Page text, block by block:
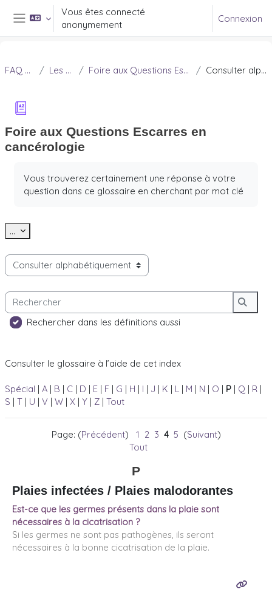
Passer au contenu principal
Panneau latéral
Vous êtes connecté
anonymement
Connexion
FAQ Douleur Les escarres Foire aux Questions Escarres en cancérologie Consulter alphabétiquement
Foire aux Questions Escarres en
cancérologie
Vous trouverez certainement une réponse à votre
question dans ce glossaire en cherchant par mot clé
... Exporter des articles
Consulter le glossaire à l’aide de cet index
Rechercher
Rechercher dans les définitions aussi
Consulter le glossaire à l’aide de cet index
Spécial | A | B | C | D | E | F | G | H | I | J | K | L | M | N | O | P | Q | R |
S | T | U | V | W | X | Y | Z | Tout
Page: (Précédent) 1 2 3 4 5 (Suivant)
Tout
P
Plaies infectées / Plaies malodorantes
Est-ce que les germes présents dans la plaie sont
nécessaires à la cicatrisation ?
Si les germes ne sont pas pathogènes, ils seront
nécessaires à la bonne cicatrisation de la plaie.